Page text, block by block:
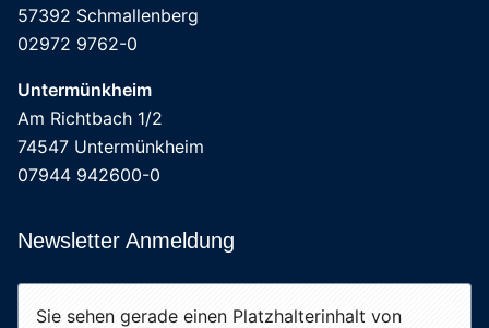
57392 Schmallenberg
02972 9762-0
Untermünkheim
Am Richtbach 1/2
74547 Untermünkheim
07944 942600-0
Newsletter Anmeldung
Sie sehen gerade einen Platzhalterinhalt von